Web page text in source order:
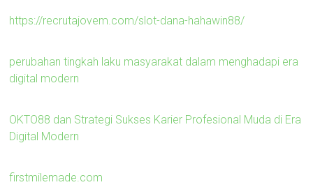
https://recrutajovem.com/slot-dana-hahawin88/
perubahan tingkah laku masyarakat dalam menghadapi era
digital modern
OKTO88 dan Strategi Sukses Karier Profesional Muda di Era
Digital Modern
firstmilemade.com